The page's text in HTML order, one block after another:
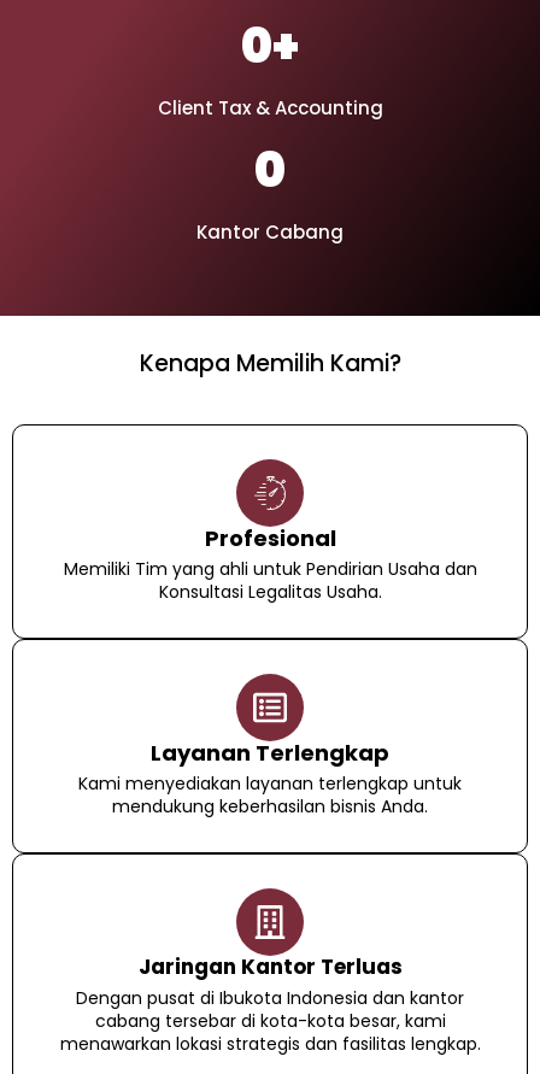
0+
Client Tax & Accounting
0
Kantor Cabang
Kenapa Memilih Kami?
Profesional
Memiliki Tim yang ahli untuk Pendirian Usaha dan
Konsultasi Legalitas Usaha.
Layanan Terlengkap
Kami menyediakan layanan terlengkap untuk
mendukung keberhasilan bisnis Anda.
Jaringan Kantor Terluas
Dengan pusat di Ibukota Indonesia dan kantor
cabang tersebar di kota-kota besar, kami
menawarkan lokasi strategis dan fasilitas lengkap.